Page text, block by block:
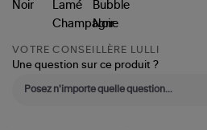
VOTRE CONSEILLÈRE LULLI
Une question sur ce produit ?